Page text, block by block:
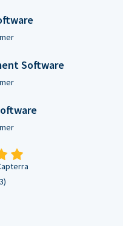
Software